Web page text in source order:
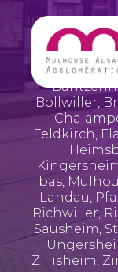
Mulhouse
regroupe
Bollwiller,
Feldkirch,
bas,
Landau,
Richwiller,
Sausheim,
Zillisheim,